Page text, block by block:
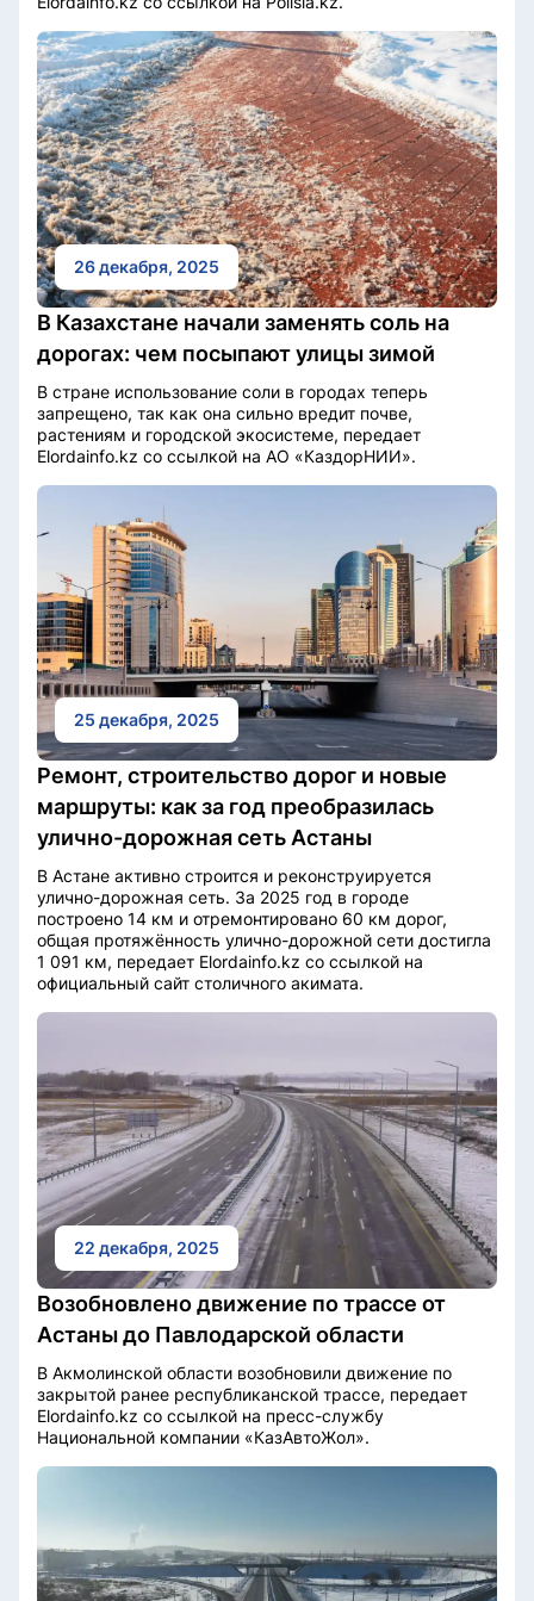
26 декабря, 2025
В Казахстане начали заменять соль на
дорогах: чем посыпают улицы зимой
В стране использование соли в городах теперь
запрещено, так как она сильно вредит почве,
растениям и городской экосистеме, передает
Elordainfo.kz со ссылкой на АО «КаздорНИИ».
25 декабря, 2025
Ремонт, строительство дорог и новые
маршруты: как за год преобразилась
улично-дорожная сеть Астаны
В Астане активно строится и реконструируется
улично-дорожная сеть. За 2025 год в городе
построено 14 км и отремонтировано 60 км дорог,
общая протяжённость улично-дорожной сети достигла
1 091 км, передает Elordainfo.kz со ссылкой на
официальный сайт столичного акимата.
22 декабря, 2025
Возобновлено движение по трассе от
Астаны до Павлодарской области
В Акмолинской области возобновили движение по
закрытой ранее республиканской трассе, передает
Elordainfo.kz со ссылкой на пресс-службу
Национальной компании «КазАвтоЖол».